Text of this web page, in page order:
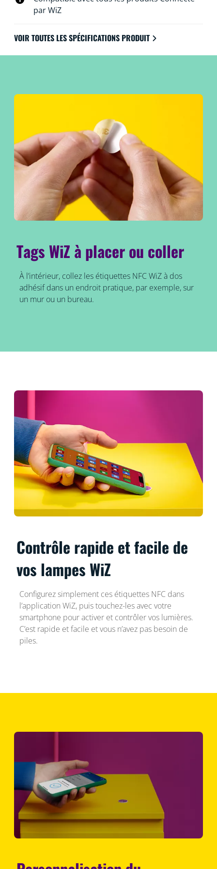
par WiZ
VOIR TOUTES LES SPÉCIFICATIONS PRODUIT
Tags WiZ à placer ou coller
À l’intérieur, collez les étiquettes NFC WiZ à dos
adhésif dans un endroit pratique, par exemple, sur
un mur ou un bureau.
Contrôle rapide et facile de
vos lampes WiZ
Configurez simplement ces étiquettes NFC dans
l’application WiZ, puis touchez-les avec votre
smartphone pour activer et contrôler vos lumières.
C’est rapide et facile et vous n’avez pas besoin de
piles.